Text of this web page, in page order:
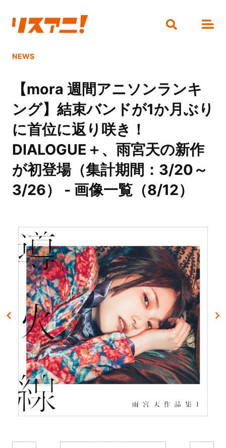
NEWS
【mora 週間アニソンランキ
ング】結束バンドが1か月ぶり
に首位に返り咲き！
DIALOGUE＋、雨宮天の新作
が初登場（集計期間：3/20～
3/26） - 画像一覧（8/12）